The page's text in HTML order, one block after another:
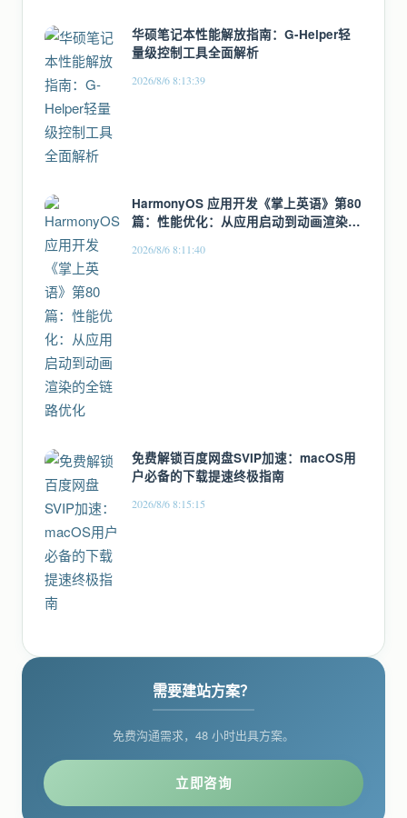
华硕笔记本性能解放指南：G-Helper轻
量级控制工具全面解析
2026/8/6 8:13:39
HarmonyOS 应用开发《掌上英语》第80
篇：性能优化：从应用启动到动画渲染的
2026/8/6 8:11:40
免费解锁百度网盘SVIP加速：macOS用
户必备的下载提速终极指南
2026/8/6 8:15:15
需要建站方案？
免费沟通需求，48 小时出具方案。
立即咨询